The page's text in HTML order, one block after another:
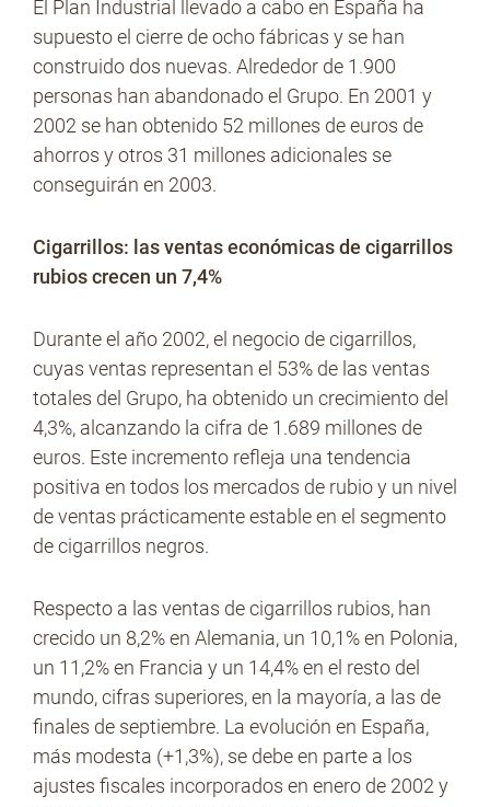
El Plan Industrial llevado a cabo en España ha
supuesto el cierre de ocho fábricas y se han
construido dos nuevas. Alrededor de 1.900
personas han abandonado el Grupo. En 2001 y
2002 se han obtenido 52 millones de euros de
ahorros y otros 31 millones adicionales se
conseguirán en 2003.
Cigarrillos: las ventas económicas de cigarrillos
rubios crecen un 7,4%
Durante el año 2002, el negocio de cigarrillos,
cuyas ventas representan el 53% de las ventas
totales del Grupo, ha obtenido un crecimiento del
4,3%, alcanzando la cifra de 1.689 millones de
euros. Este incremento refleja una tendencia
positiva en todos los mercados de rubio y un nivel
de ventas prácticamente estable en el segmento
de cigarrillos negros.
Respecto a las ventas de cigarrillos rubios, han
crecido un 8,2% en Alemania, un 10,1% en Polonia,
un 11,2% en Francia y un 14,4% en el resto del
mundo, cifras superiores, en la mayoría, a las de
finales de septiembre. La evolución en España,
más modesta (+1,3%), se debe en parte a los
ajustes fiscales incorporados en enero de 2002 y